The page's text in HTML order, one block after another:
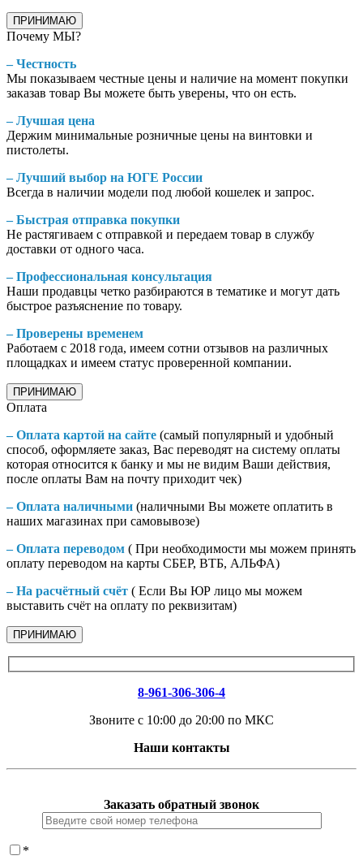
ПРИНИМАЮ
Почему МЫ?
– Честность
Мы показываем честные цены и наличие на момент покупки
заказав товар Вы можете быть уверены, что он есть.
– Лучшая цена
Держим минимальные розничные цены на винтовки и
пистолеты.
– Лучший выбор на ЮГЕ России
Всегда в наличии модели под любой кошелек и запрос.
– Быстрая отправка покупки
Не растягиваем с отправкой и передаем товар в службу
доставки от одного часа.
– Профессиональная консультация
Наши продавцы четко разбираются в тематике и могут дать
быстрое разъяснение по товару.
– Проверены временем
Работаем с 2018 года, имеем сотни отзывов на различных
площадках и имеем статус проверенной компании.
ПРИНИМАЮ
Оплата
– Оплата картой на сайте (самый популярный и удобный
способ, оформляете заказ, Вас переводят на систему оплаты
которая относится к банку и мы не видим Ваши действия,
после оплаты Вам на почту приходит чек)
– Оплата наличными (наличными Вы можете оплатить в
наших магазинах при самовывозе)
– Оплата переводом ( При необходимости мы можем принять
оплату переводом на карты СБЕР, ВТБ, АЛЬФА)
– На расчётный счёт ( Если Вы ЮР лицо мы можем
выставить счёт на оплату по реквизитам)
ПРИНИМАЮ
8-961-306-306-4
Звоните с 10:00 до 20:00 по МКС
Наши контакты
Заказать обратный звонок
*